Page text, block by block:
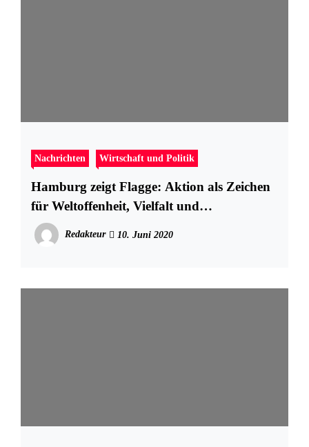
Nachrichten Wirtschaft und Politik
Hamburg zeigt Flagge: Aktion als Zeichen
für Weltoffenheit, Vielfalt und
Zusammenhalt
Redakteur 10. Juni 2020